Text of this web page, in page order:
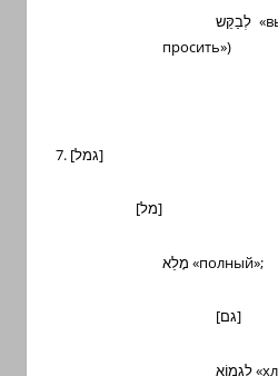
לְבַקֵּש
просить»)
7. [גמל]
[מל]
מָלֵא «полный»;
[גם]
לִגְמוֹא